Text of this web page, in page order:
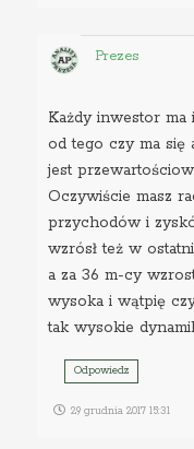
Prezes
Każdy inwestor
od tego czy ma się
jest
Oczywiście masz
przychodów i
wzrósł też w
a za 36 m-cy
wysoka i wątpię
tak wysokie
Odpowiedz
29 grudnia 2017 15:31